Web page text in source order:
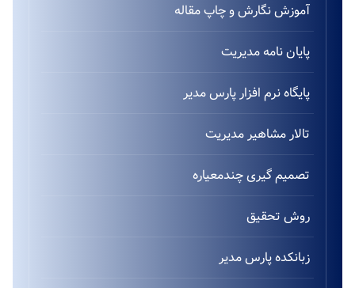
آموزش نگارش و چاپ مقاله
پایان نامه مدیریت
پایگاه نرم افزار پارس مدیر
تالار مشاهیر مدیریت
تصمیم گیری چندمعیاره
روش تحقیق
زبانکده پارس مدیر